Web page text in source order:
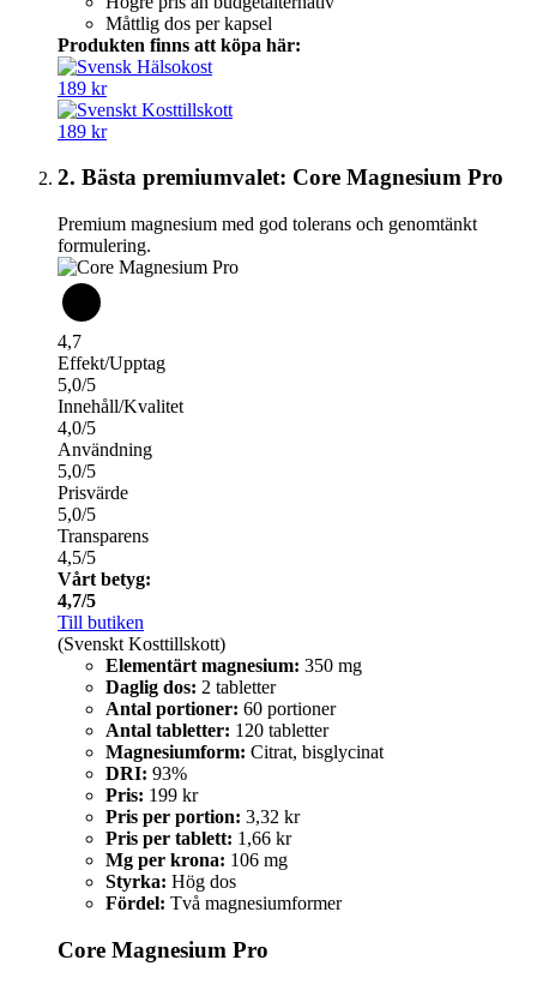
Måttlig dos per kapsel
Produkten finns att köpa här:
189 kr
189 kr
2. Bästa premiumvalet: Core Magnesium Pro
Premium magnesium med god tolerans och genomtänkt
formulering.
4,7
Effekt/Upptag
5,0/5
Innehåll/Kvalitet
4,0/5
Användning
5,0/5
Prisvärde
5,0/5
Transparens
4,5/5
Vårt betyg:
4,7/5
Till butiken
(Svenskt Kosttillskott)
Elementärt magnesium: 350 mg
Daglig dos: 2 tabletter
Antal portioner: 60 portioner
Antal tabletter: 120 tabletter
Magnesiumform: Citrat, bisglycinat
DRI: 93%
Pris: 199 kr
Pris per portion: 3,32 kr
Pris per tablett: 1,66 kr
Mg per krona: 106 mg
Styrka: Hög dos
Fördel: Två magnesiumformer
Core Magnesium Pro